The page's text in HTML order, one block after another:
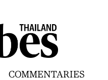
COMMENTARIES